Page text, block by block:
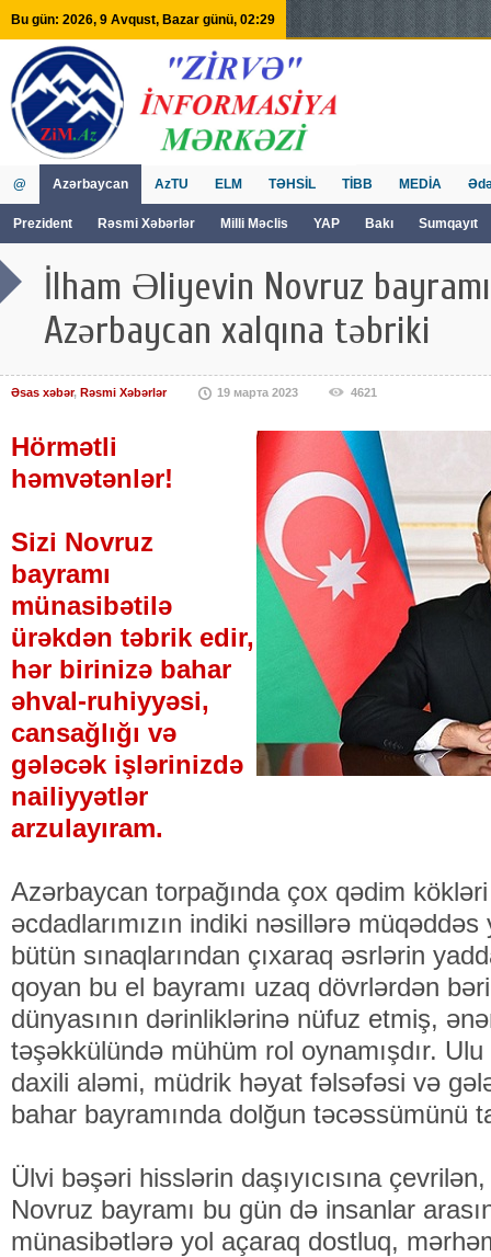
Bu gün: 2026, 9 Avqust, Bazar günü, 02:29
@ Azərbaycan
Prezident Rəsmi Xəbərlər Milli Məclis YAP Bakı Sumqayıt
GVİİM
AzTU ELM TƏHSİL TİBB MEDİA
İlham Əliyevin Novruz
Azərbaycan xalqına təbriki
Əsas xəbər, Rəsmi Xəbərlər 19 марта 2023 4621
Hörmətli
həmvətənlər!
Sizi Novruz
bayramı
münasibətilə
ürəkdən təbrik edir,
hər birinizə bahar
əhval-ruhiyyəsi,
cansağlığı və
gələcək işlərinizdə
nailiyyətlər
arzulayıram.
Azərbaycan torpağında çox qədim
əcdadlarımızın indiki nəsillərə müqəddəs
bütün sınaqlarından çıxaraq əsrlərin
qoyan bu el bayramı uzaq dövrlərdən bəri
dünyasının dərinliklərinə nüfuz etmiş,
təşəkkülündə mühüm rol oynamışdır. Ulu
daxili aləmi, müdrik həyat fəlsəfəsi və
bahar bayramında dolğun təcəssümünü
Ülvi bəşəri hisslərin daşıyıcısına
Novruz bayramı bu gün də insanlar
münasibətlərə yol açaraq dostluq,